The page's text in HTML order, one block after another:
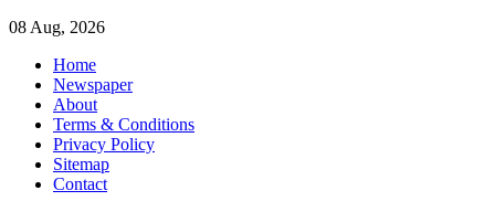
08 Aug, 2026
Home
Newspaper
About
Terms & Conditions
Privacy Policy
Sitemap
Contact